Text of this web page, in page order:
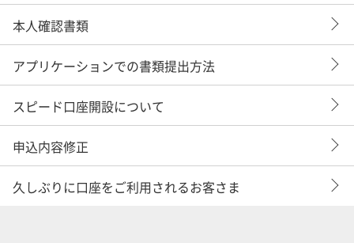
本人確認書類
アプリケーションでの書類提出方法
スピード口座開設について
申込内容修正
久しぶりに口座をご利用されるお客さま